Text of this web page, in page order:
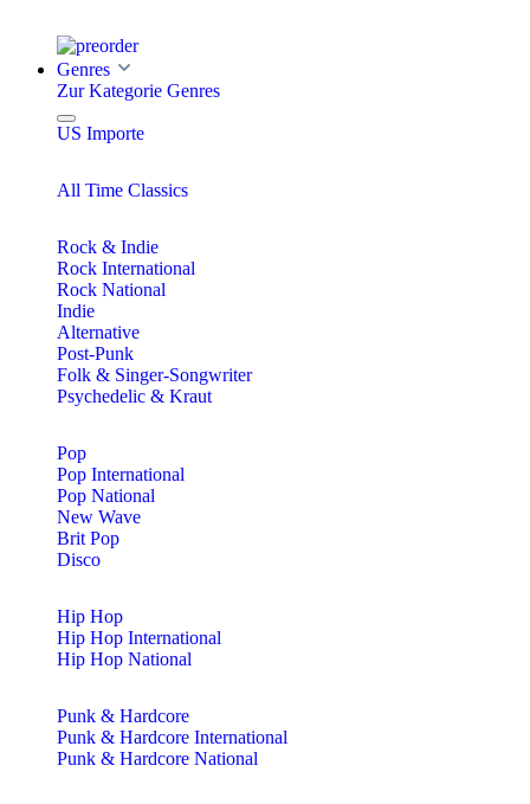
Genres
Zur Kategorie Genres
US Importe
All Time Classics
Rock & Indie
Rock International
Rock National
Indie
Alternative
Post-Punk
Folk & Singer-Songwriter
Psychedelic & Kraut
Pop
Pop International
Pop National
New Wave
Brit Pop
Disco
Hip Hop
Hip Hop International
Hip Hop National
Punk & Hardcore
Punk & Hardcore International
Punk & Hardcore National